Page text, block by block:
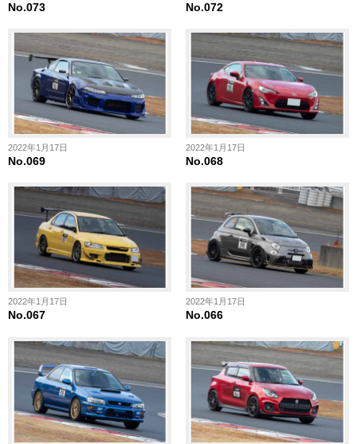
No.073 No.072
2022年1月17日
No.069
2022年1月17日
No.068
2022年1月17日
No.067
2022年1月17日
No.066